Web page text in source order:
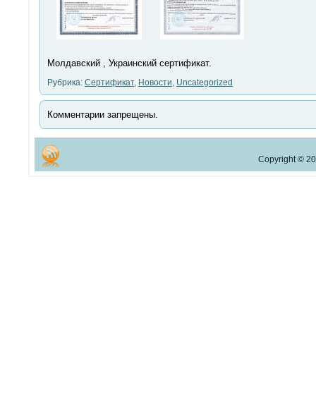
Молдавский , Украинский сертификат.
Рубрика: Сертификат, Новости Uncategorized
Комментарии запрещены.
Copyright ©